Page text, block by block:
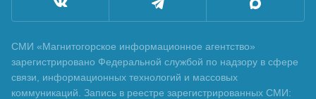
СМИ «Магнитогорское информационное агентство»
зарегистрировано Федеральной службой по надзору в сфере
связи, информационных технологий и массовых
коммуникаций. Запись в реестре зарегистрированных СМИ: